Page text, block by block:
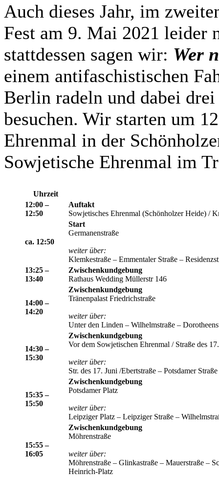
Auch dieses Jahr, im
Fest am 9. Mai 2021 leider
stattdessen sagen wir: Wer
einem antifaschistischen
Berlin radeln und dabei
besuchen. Wir starten um
Ehrenmal in der
Sowjetische Ehrenmal im
Uhrzeit
12:00 –
12:50
Auftakt
Sowjetisches Ehrenmal (Schönholzer Heide) /
ca. 12:50
Start
Germanenstraße
weiter über:
Klemkestraße – Emmentaler Straße –
13:25 –
13:40
Zwischenkundgebung
Rathaus Wedding Müllerstr 146
14:00 –
14:20
Zwischenkundgebung
Tränenpalast Friedrichstraße
weiter über:
Unter den Linden – Wilhelmstraße –
14:30 –
15:30
Zwischenkundgebung
Vor dem Sowjetischen Ehrenmal / Straße des
weiter über:
Str. des 17. Juni /Ebertstraße – Potsdamer
15:35 –
15:50
Zwischenkundgebung
Potsdamer Platz
weiter über:
Leipziger Platz – Leipziger Straße –
15:55 –
16:05
Zwischenkundgebung
Möhrenstraße
weiter über:
Möhrenstraße – Glinkastraße – Mauerstraße –
Heinrich-Platz